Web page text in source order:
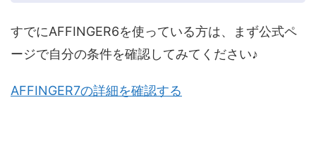
すでにAFFINGER6を使っている方は、まず公式ペ
ージで自分の条件を確認してみてください♪
AFFINGER7の詳細を確認する